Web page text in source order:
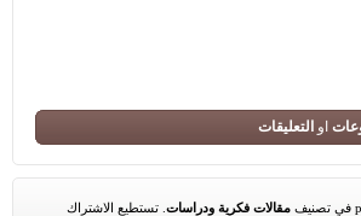
اوالتعليقات
مقالات فكرية ودراسات . تستطيع الاشتراك